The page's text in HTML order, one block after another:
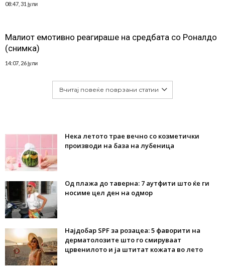
08:47, 31 јули
Малиот емотивно реагираше на средбата со Роналдо
(снимка)
14:07, 26 јули
Вчитај повеќе поврзани статии
Нека летото трае вечно со козметички
производи на база на лубеница
Од плажа до таверна: 7 аутфити што ќе ги
носиме цел ден на одмор
Најдобар SPF за розацеа: 5 фаворити на
дерматолозите што го смируваат
црвенилото и ја штитат кожата во лето